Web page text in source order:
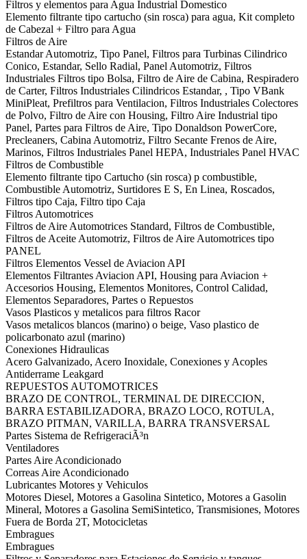
Filtros y elementos para Agua Industrial Domestico
Elemento filtrante tipo cartucho (sin rosca) para agua, Kit completo
de Cabezal + Filtro para Agua
Filtros de Aire
Estandar Automotriz, Tipo Panel, Filtros para Turbinas Cilindrico
Conico, Estandar, Sello Radial, Panel Automotriz, Filtros
Industriales Filtros tipo Bolsa, Filtro de Aire de Cabina, Respiradero
de Carter, Filtros Industriales Cilindricos Estandar, , Tipo VBank
MiniPleat, Prefiltros para Ventilacion, Filtros Industriales Colectores
de Polvo, Filtro de Aire con Housing, Filtro Aire Industrial tipo
Panel, Partes para Filtros de Aire, Tipo Donaldson PowerCore,
Precleaners, Cabina Automotriz, Filtro Secante Frenos de Aire,
Marinos, Filtros Industriales Panel HEPA, Industriales Panel HVAC
Filtros de Combustible
Elemento filtrante tipo Cartucho (sin rosca) p combustible,
Combustible Automotriz, Surtidores E S, En Linea, Roscados,
Filtros tipo Caja, Filtro tipo Caja
Filtros Automotrices
Filtros de Aire Automotrices Standard, Filtros de Combustible,
Filtros de Aceite Automotriz, Filtros de Aire Automotrices tipo
PANEL
Filtros Elementos Vessel de Aviacion API
Elementos Filtrantes Aviacion API, Housing para Aviacion +
Accesorios Housing, Elementos Monitores, Control Calidad,
Elementos Separadores, Partes o Repuestos
Vasos Plasticos y metalicos para filtros Racor
Vasos metalicos blancos (marino) o beige, Vaso plastico de
policarbonato azul (marino)
Conexiones Hidraulicas
Acero Galvanizado, Acero Inoxidale, Conexiones y Acoples
Antiderrame Leakgard
REPUESTOS AUTOMOTRICES
BRAZO DE CONTROL, TERMINAL DE DIRECCION,
BARRA ESTABILIZADORA, BRAZO LOCO, ROTULA,
BRAZO PITMAN, VARILLA, BARRA TRANSVERSAL
Partes Sistema de RefrigeraciÃ³n
Ventiladores
Partes Aire Acondicionado
Correas Aire Acondicionado
Lubricantes Motores y Vehiculos
Motores Diesel, Motores a Gasolina Sintetico, Motores a Gasolin
Mineral, Motores a Gasolina SemiSintetico, Transmisiones, Motores
Fuera de Borda 2T, Motocicletas
Embragues
Embragues